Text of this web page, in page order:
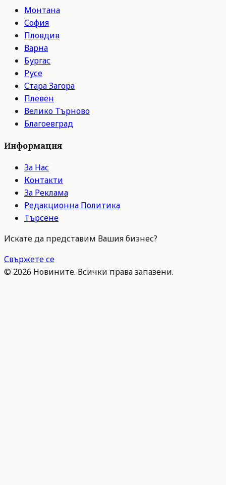
Монтана
София
Пловдив
Варна
Бургас
Русе
Стара Загора
Плевен
Велико Търново
Благоевград
Информация
За Нас
Контакти
За Реклама
Редакционна Политика
Търсене
Искате да представим Вашия бизнес?
Свържете се
© 2026 Новините. Всички права запазени.